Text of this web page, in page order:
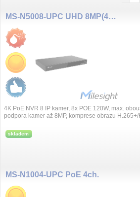
MS-N5008-UPC UHD 8MP(4K), 8 kanál NVR, 8x PoE
4K PoE NVR 8 IP kamer, 8x POE 120W, max.
podpora kamer až 8MP, komprese obrazu
skladem
MS-N1004-UPC PoE 4ch.